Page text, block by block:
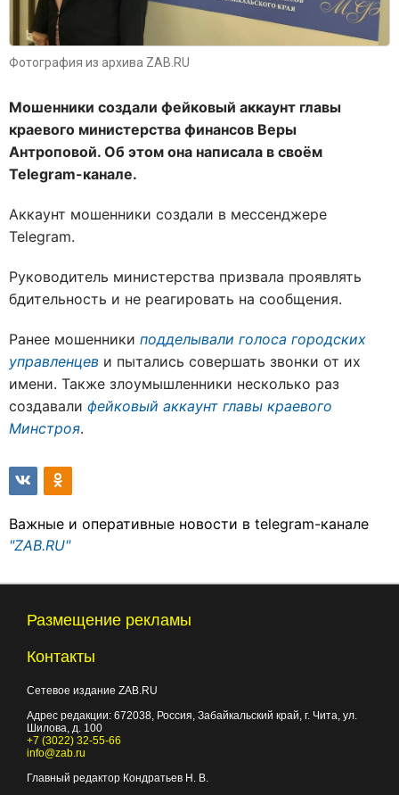
Фотография из архива ZAB.RU
Мошенники создали фейковый аккаунт главы
краевого министерства финансов Веры
Антроповой. Об этом она написала в своём
Telegram-канале.
Аккаунт мошенники создали в мессенджере
Telegram.
Руководитель министерства призвала проявлять
бдительность и не реагировать на сообщения.
Ранее мошенники подделывали голоса городских
управленцев и пытались совершать звонки от их
имени. Также злоумышленники несколько раз
создавали фейковый аккаунт главы краевого
Минстроя.
Важные и оперативные новости в telegram-канале
"ZAB.RU"
Размещение рекламы
Контакты
Сетевое издание ZAB.RU
Адрес редакции: 672038 , Россия, Забайкальский край, г. Чита ул.
Шилова, д. 100
+7 (3022) 32-55-66
info@zab.ru
Главный редактор Кондратьев Н. В.